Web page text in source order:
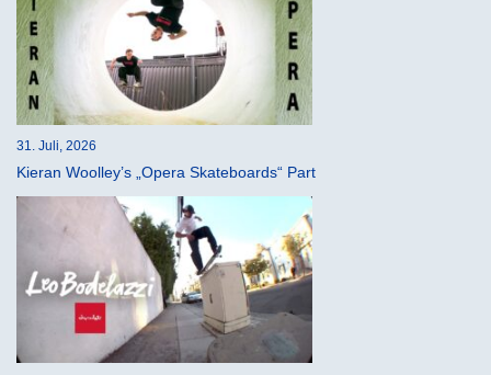
31. Juli, 2026
Kieran Woolley’s „Opera Skateboards“ Part